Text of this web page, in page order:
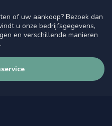
of uw aankoop? Bezoek dan
u onze bedrijfsgegevens,
en verschillende manieren